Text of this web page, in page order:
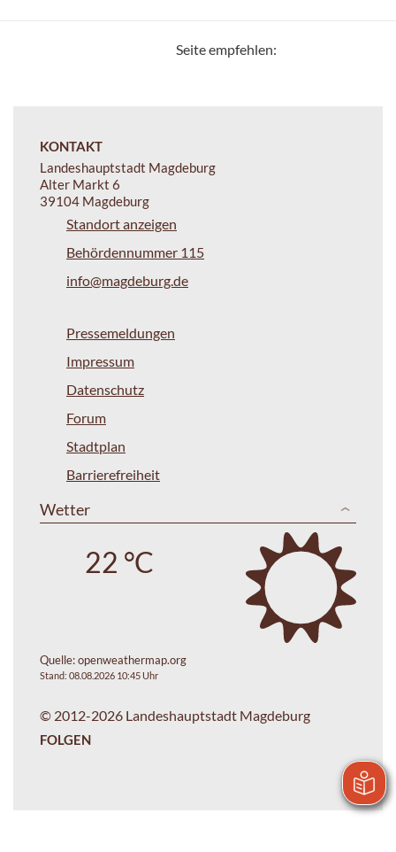
Seite empfehlen:
KONTAKT
Landeshauptstadt Magdeburg
Alter Markt 6
39104 Magdeburg
Standort anzeigen
Behördennummer 115
info@magdeburg.de
Pressemeldungen
Impressum
Datenschutz
Forum
Stadtplan
Barrierefreiheit
Wetter
22 °C
Quelle:openweathermap.org
Stand: 08.08.2026 10:45 Uhr
© 2012-2026 Landeshauptstadt Magdeburg
FOLGEN